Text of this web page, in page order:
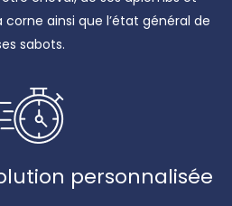
ainsi que l’état général de
sabots.
personnalisée